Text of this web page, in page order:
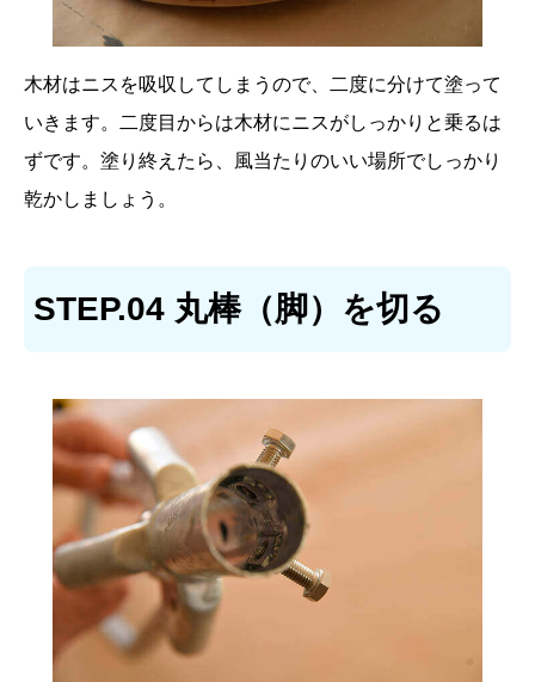
木材はニスを吸収してしまうので、二度に分けて塗って
いきます。二度目からは木材にニスがしっかりと乗るは
ずです。塗り終えたら、風当たりのいい場所でしっかり
乾かしましょう。
STEP.04 丸棒（脚）を切る